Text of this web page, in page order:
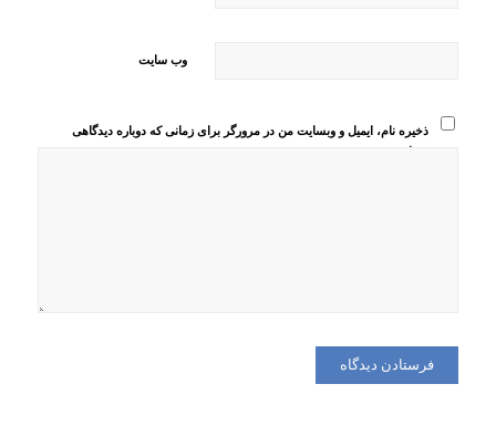
وب‌ سایت
ذخیره نام، ایمیل و وبسایت من در مرورگر برای زمانی که دوباره دیدگاهی
می‌نویسم.